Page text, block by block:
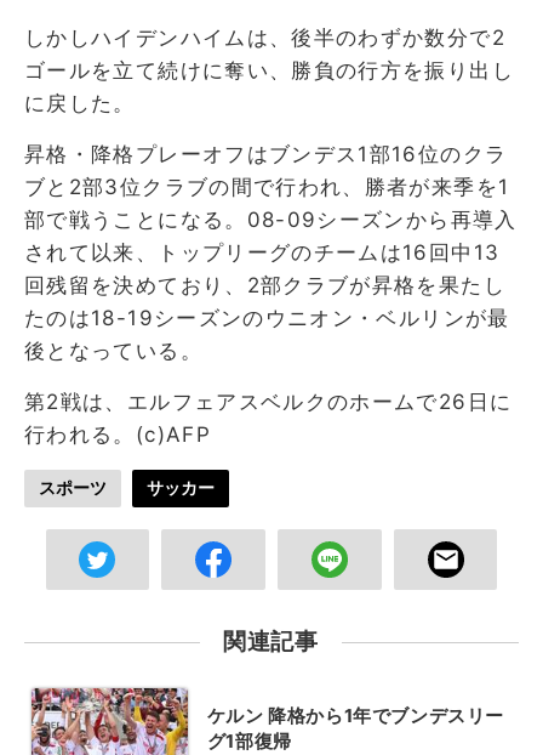
しかしハイデンハイムは、後半のわずか数分で2
ゴールを立て続けに奪い、勝負の行方を振り出し
に戻した。
昇格・降格プレーオフはブンデス1部16位のクラ
ブと2部3位クラブの間で行われ、勝者が来季を1
部で戦うことになる。08-09シーズンから再導入
されて以来、トップリーグのチームは16回中13
回残留を決めており、2部クラブが昇格を果たし
たのは18-19シーズンのウニオン・ベルリンが最
後となっている。
第2戦は、エルフェアスベルクのホームで26日に
行われる。(c)AFP
スポーツ サッカー
関連記事
ケルン 降格から1年でブンデスリー
グ1部復帰